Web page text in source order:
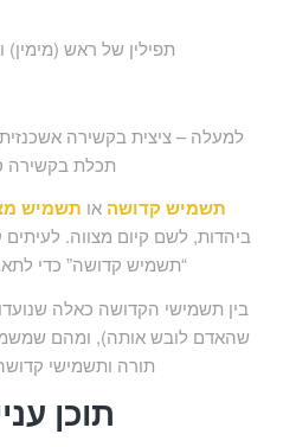
תפילין של ראש
למעלה – ציצית בקשירה
תכלת בקשירה
תשמיש קדושה או תשמיש
ביהדות, לשם קיום מצווה.
“תשמיש קדושה” כדי
בין תשמישי הקדושה כאלה
שהאדם לובש אותה), ומהם
תורה ותשמישי
תוכן